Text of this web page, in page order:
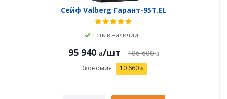
Сейф Valberg Гарант-95T.EL
Есть в наличии
95 940 /шт 106 600
Экономия 10 660